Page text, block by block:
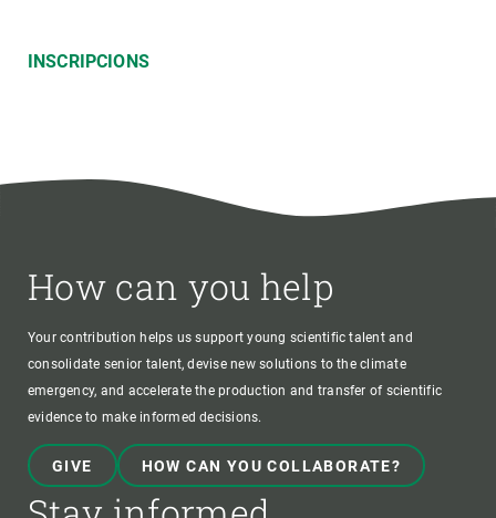
INSCRIPCIONS
How can you help
Your contribution helps us support young scientific talent and
consolidate senior talent, devise new solutions to the climate
emergency, and accelerate the production and transfer of scientific
evidence to make informed decisions.
GIVE HOW CAN YOU COLLABORATE?